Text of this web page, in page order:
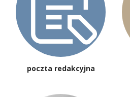
poczta redakcyjna